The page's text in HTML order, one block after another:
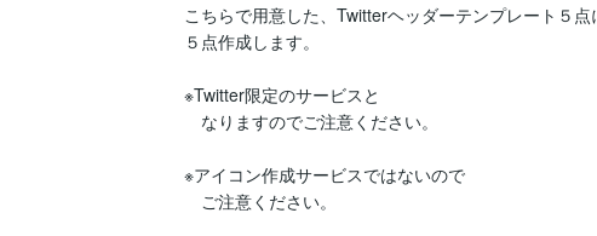
こちらで用意した、Twitterヘッダーテンプレート５
５点作成します。
※Twitter限定のサービスと
なりますのでご注意ください。
※アイコン作成サービスではないので
ご注意ください。